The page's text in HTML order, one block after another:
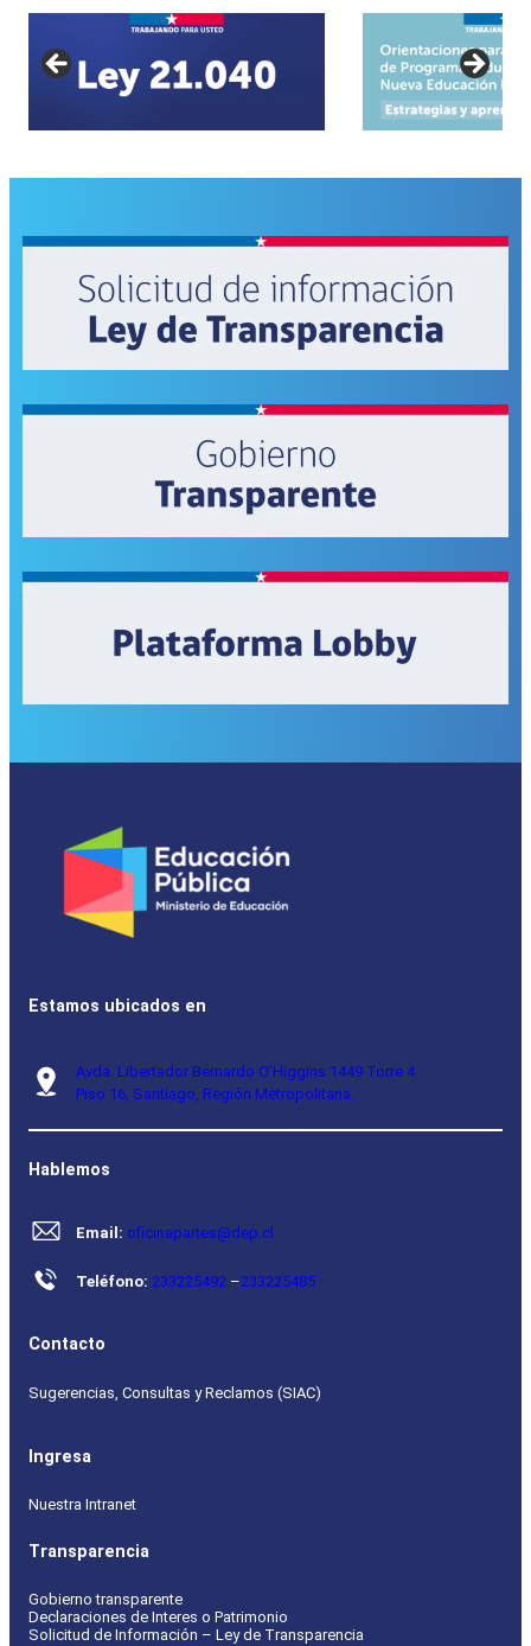
Estamos ubicados en
Avda. Libertador Bernardo O’Higgins 1449 Torre 4
Piso 16, Santiago, Región Metropolitana.
Hablemos
Email: oficinapartes@dep.cl
Teléfono: 233225492 –233225485
Contacto
Sugerencias, Consultas y Reclamos (SIAC)
Ingresa
Nuestra Intranet
Transparencia
Gobierno transparente
Declaraciones de Interes o Patrimonio
Solicitud de Información – Ley de Transparencia